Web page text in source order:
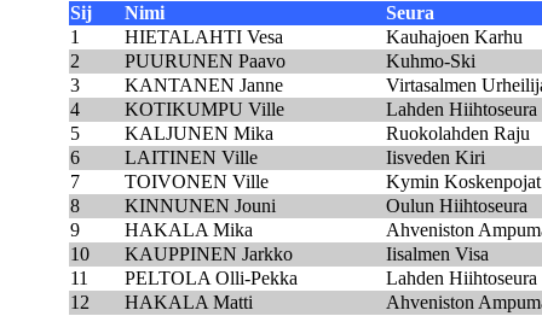
Sij Nimi
Seura
1
HIETALAHTI Vesa
Kauhajoen Karhu
2
PUURUNEN Paavo
Kuhmo-Ski
3
KANTANEN Janne
Virtasalmen
4
KOTIKUMPU Ville
Lahden Hiihtoseura
5
KALJUNEN Mika
Ruokolahden Raju
6
LAITINEN Ville
Iisveden Kiri
7
TOIVONEN Ville
Kymin Koskenpojat
8
KINNUNEN Jouni
Oulun Hiihtoseura
9
HAKALA Mika
Ahveniston
10
KAUPPINEN Jarkko
Iisalmen Visa
11
PELTOLA Olli-Pekka
Lahden Hiihtoseura
12
HAKALA Matti
Ahveniston